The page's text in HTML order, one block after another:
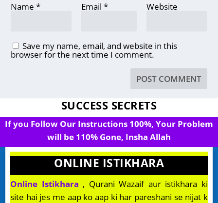
Name* Email * Website
Save my name, email, and website in this
browser for the next time I comment.
SUCCESS SECRETS
If you Follow Our Instructions 100%, Your Problem
will be 110% Gone, Insha Allah
ONLINE ISTIKHARA
Online Istikhara , Qurani Wazaif aur istikhara ki
site hai jes me aap ko aap ki har pareshani se nijat k